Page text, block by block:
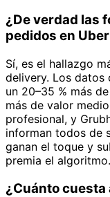
¿De verdad las
pedidos en
Sí, es el hallazgo
delivery. Los datos
un 20–35 % más
más de valor
profesional, y
informan todos de
ganan el toque y
premia el algoritmo.
¿Cuánto cuesta